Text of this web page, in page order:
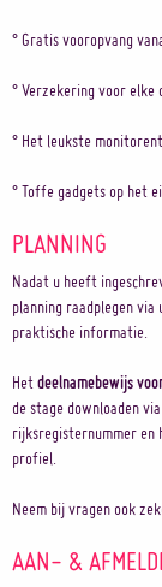
° Gratis vooropvang
° Verzekering voor elke
° Het leukste
° Toffe gadgets op het
PLANNING
Nadat u heeft
planning raadplegen
praktische informatie.
Hetdeelnamebewijs
de stage downloaden
rijksregisternummer en
profiel.
Neem bij vragen ook
AAN- &